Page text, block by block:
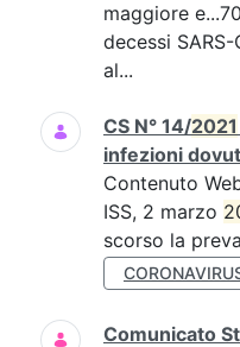
maggiore
decessi
al...
CS N° 14/2021
infezioni
Contenuto
ISS, 2 marzo
scorso la
Comunicato